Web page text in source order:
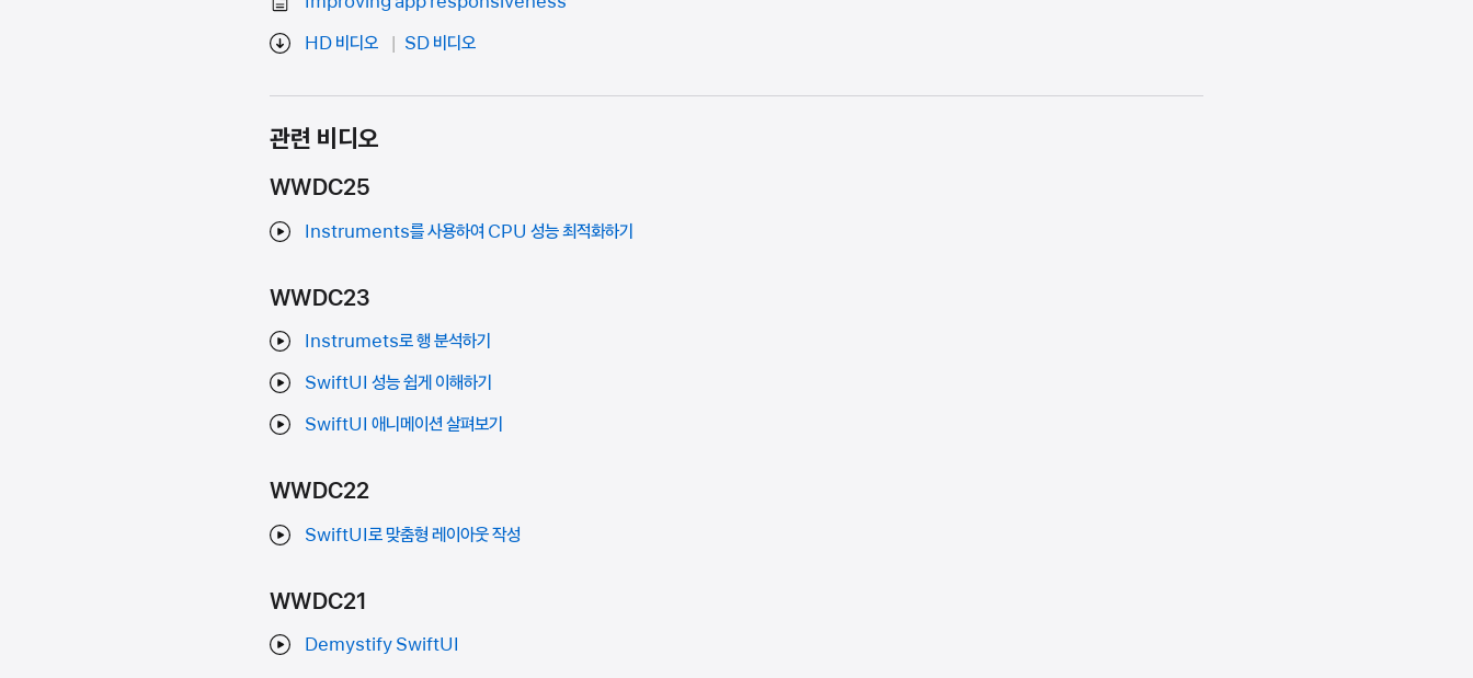
HD 비디오
SD 비디오
관련 비디오
WWDC25
Instruments를 사용하여 CPU 성능 최적화하기
WWDC23
Instrumets로 행 분석하기
SwiftUI 성능 쉽게 이해하기
SwiftUI 애니메이션 살펴보기
WWDC22
SwiftUI로 맞춤형 레이아웃 작성
WWDC21
Demystify SwiftUI